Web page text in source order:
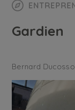
Gardien
Bernard